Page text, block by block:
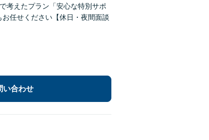
考えたプラン「安心な特別サポ
任せください【休日・夜間面談
い合わせ